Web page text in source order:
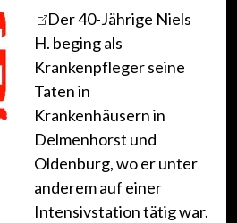
Der 40-Jährige Niels
H. beging als
Krankenpfleger seine
Taten in
Krankenhäusern in
Delmenhorst und
Oldenburg, wo er unter
anderem auf einer
Intensivstation tätig war.